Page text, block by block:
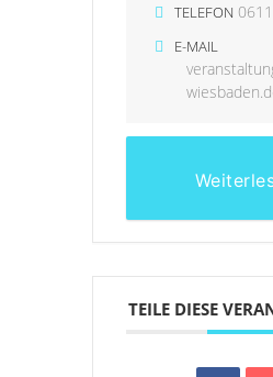
TELEFON
E-MAIL
TEILE DIESE